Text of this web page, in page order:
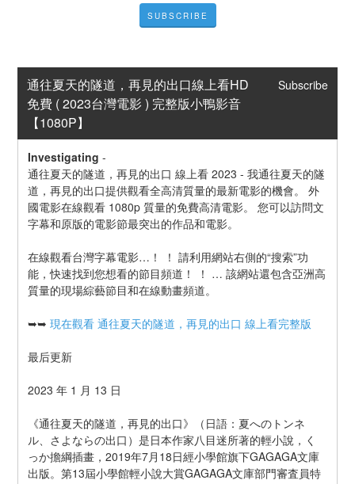
SUBSCRIBE
通往夏天的隧道，再見的出口線上看HD
免費 ( 2023台灣電影 ) 完整版小鴨影音
【1080P】
Subscribe
Investigating -
通往夏天的隧道，再見的出口 線上看 2023 - 我通往夏天的隧
道，再見的出口提供觀看全高清質量的最新電影的機會。 外
國電影在線觀看 1080p 質量的免費高清電影。 您可以訪問文
字幕和原版的電影節最突出的作品和電影。
在線觀看台灣字幕電影…！ ！ 請利用網站右側的“搜索”功
能，快速找到您想看的節目頻道！ ！ … 該網站還包含亞洲高
質量的現場綜藝節目和在線動畫頻道。
➥➥ 現在觀看 通往夏天的隧道，再見的出口 線上看完整版
最后更新
2023 年 1 月 13 日
《通往夏天的隧道，再見的出口》（日語：夏へのトンネ
ル、さよならの出口）是日本作家八目迷所著的輕小說，く
っか擔綱插畫，2019年7月18日經小學館旗下GAGAGA文庫
出版。第13屆小學館輕小說大賞GAGAGA文庫部門審査員特